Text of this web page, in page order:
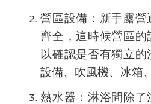
營區設備 ：新手露
齊全，這時候營區
以確認是否有獨立
設備、吹風機、冰箱
熱水器 ：淋浴間除